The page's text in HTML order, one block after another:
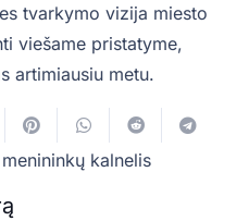
tvarkymo vizija miesto
viešame pristatyme,
artimiausiu metu.
menininkų kalnelis